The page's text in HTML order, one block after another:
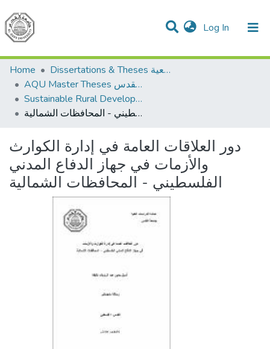
Log In (current)
Communities & Collections
All of DSpace
Home
Dissertations & Theses الرسائل الجامعية
AQU Master Theses الرسائل الجامعية الخاصة بجامعة القدس
Sustainable Rural Development التنمية الريفية المستدامة
دور العلاقات العامة في إدارة الكوارث والأزمات في جهاز الدفاع المدني الفلسطيني - المحافظات الشمالية
دور العلاقات العامة في إدارة الكوارث
والأزمات في جهاز الدفاع المدني
الفلسطيني - المحافظات الشمالية